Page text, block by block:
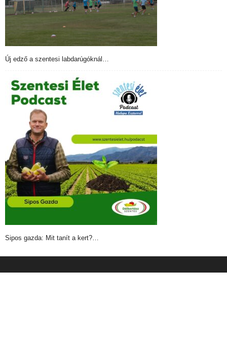
Új edző a szentesi labdarúgóknál…
Sipos gazda: Mit tanít a kert?…